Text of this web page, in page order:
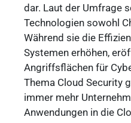
dar. Laut der Umfrage
Technologien sowohl
Während sie die
Systemen erhöhen,
Angriffsflächen für
Thema Cloud Security
immer mehr
Anwendungen in die